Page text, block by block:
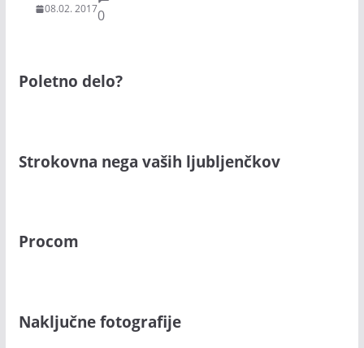
08.02. 20170
Poletno delo?
Strokovna nega vaših ljubljenčkov
Procom
Naključne fotografije